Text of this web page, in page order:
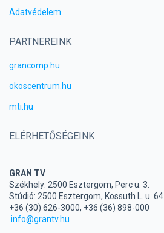
Adatvédelem
PARTNEREINK
grancomp.hu
okoscentrum.hu
mti.hu
ELÉRHETŐSÉGEINK
GRAN TV
Székhely: 2500 Esztergom, Perc u. 3.
Stúdió: 2500 Esztergom, Kossuth L. u. 64.
+36 (30) 626-3000, +36 (36) 898-000
info@grantv.hu